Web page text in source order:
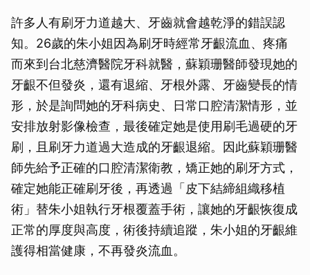
許多人有刷牙力道越大、牙齒就會越乾淨的錯誤認
知。26歲的朱小姐因為刷牙時經常牙齦流血、疼痛
而來到台北慈濟醫院牙科就醫，蘇穎珊醫師發現她的
牙齦不但發炎，還有退縮、牙根外露、牙齒變長的情
形，於是詢問她的牙科病史、日常口腔清潔情形，並
安排放射影像檢查，最後確定她是使用刷毛過硬的牙
刷，且刷牙力道過大造成的牙齦退縮。因此蘇穎珊醫
師先給予正確的口腔清潔衛教，矯正她的刷牙方式，
確定她能正確刷牙後，再透過「皮下結締組織移植
術」替朱小姐執行牙根覆蓋手術，讓她的牙齦恢復成
正常的厚度與高度，術後持續追蹤，朱小姐的牙齦維
護得相當健康，不再發炎流血。